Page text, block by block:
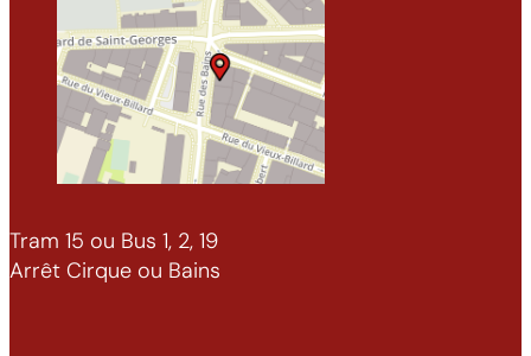
Tram 15 ou Bus 1, 2, 19
Arrêt Cirque ou Bains